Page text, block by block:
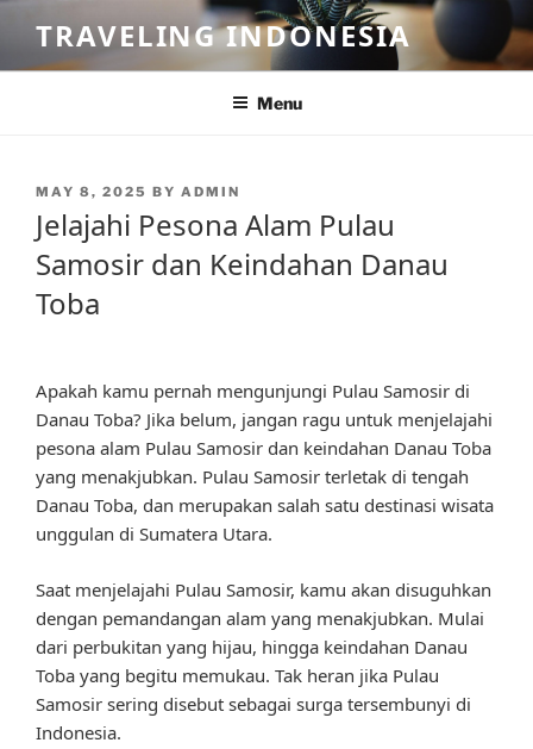
content
TRAVELING INDONESIA
Menu
POSTED
MAY 8, 2025 BY ADMIN
Jelajahi Pesona Alam Pulau
Samosir dan Keindahan Danau
Toba
Apakah kamu pernah mengunjungi Pulau Samosir di
Danau Toba? Jika belum, jangan ragu untuk menjelajahi
pesona alam Pulau Samosir dan keindahan Danau Toba
yang menakjubkan. Pulau Samosir terletak di tengah
Danau Toba, dan merupakan salah satu destinasi wisata
unggulan di Sumatera Utara.
Saat menjelajahi Pulau Samosir, kamu akan disuguhkan
dengan pemandangan alam yang menakjubkan. Mulai
dari perbukitan yang hijau, hingga keindahan Danau
Toba yang begitu memukau. Tak heran jika Pulau
Samosir sering disebut sebagai surga tersembunyi di
Indonesia.